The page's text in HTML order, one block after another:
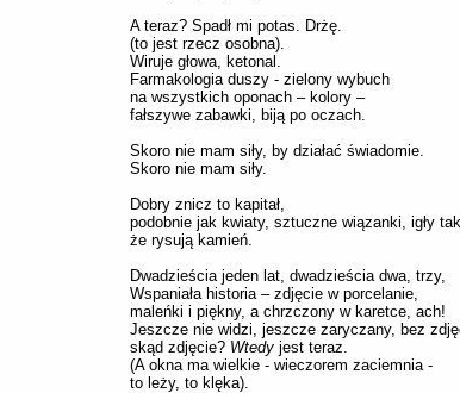
A teraz? Spadł mi potas. Drżę.
(to jest rzecz osobna).
Wiruje głowa, ketonal.
Farmakologia duszy - zielony wybuch
na wszystkich oponach – kolory –
fałszywe zabawki, biją po oczach.
Skoro nie mam siły, by działać świadomie.
Skoro nie mam siły.
Dobry znicz to kapitał,
podobnie jak kwiaty, sztuczne wiązanki, igły
że rysują kamień.
Dwadzieścia jeden lat, dwadzieścia dwa, trzy,
Wspaniała historia – zdjęcie w porcelanie,
maleńki i piękny, a chrzczony w karetce, ach!
Jeszcze nie widzi, jeszcze zaryczany, bez
skąd zdjęcie? Wtedy jest teraz.
(A okna ma wielkie - wieczorem zaciemnia -
to leży, to klęka).